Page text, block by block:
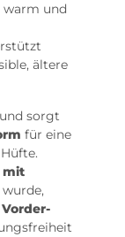
warm und
ältere
sorgt
für eine
mit